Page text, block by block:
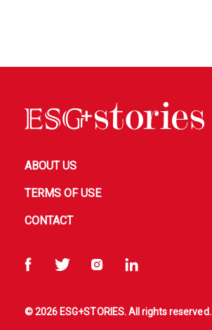
ABOUT US
TERMS OF USE
CONTACT
© 2026 ESG+STORIES. All rights reserved.